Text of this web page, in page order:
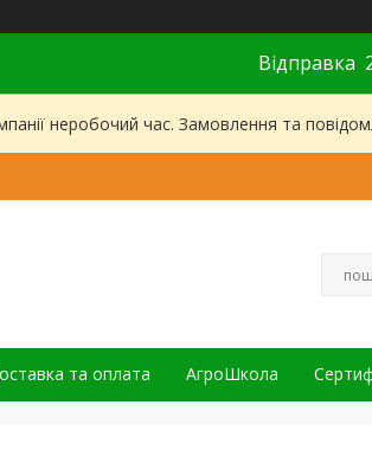
Відправка
неробочий час. Замовлення та
та оплата АгроШкола